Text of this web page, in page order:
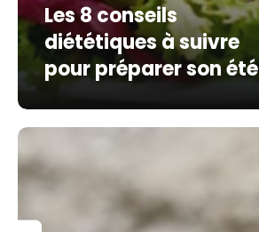
Les 8 conseils
diététiques à suivre
pour préparer son été